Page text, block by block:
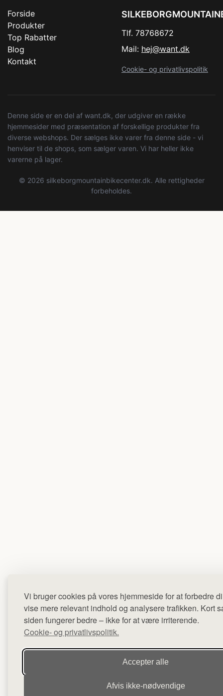
Vi bruger cookies på vores hjemmeside for at forbedre
vise mere relevant indhold og analysere trafikken. Kort
siden fungerer bedre – ikke for at være irriterende.
Cookie- og privatlivspolitik.
Accepter alle
Afvis ikke‑nødvendige
Forside
Produkter
Top Rabatter
Blog
Kontakt
Tlf. 78768672
Mail: hej@want.dk
Cookie- og privatlivspolitik
Denne side er en del af want.dk, der udgiver en række
hjemmesider med præsentation af forskellige produkter fra
diverse webshops. Der sælges ikke varer fra denne side - vi
henviser til de shops, som sælger varen. Vi har heller ikke
varerne på lager.
© 2026 silkeborgmountainbikecenter.dk. Alle rettigheder
forbeholdes.